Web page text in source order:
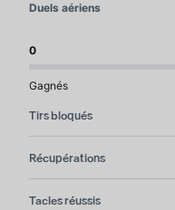
Duels aériens
0
Gagnés
Tirs bloqués
Récupérations
Tacles réussis